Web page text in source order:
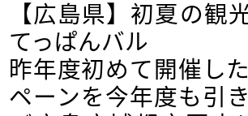
【広島県】初夏の観
てっぱんバル
昨年度初めて開催し
ペーンを今年度も引